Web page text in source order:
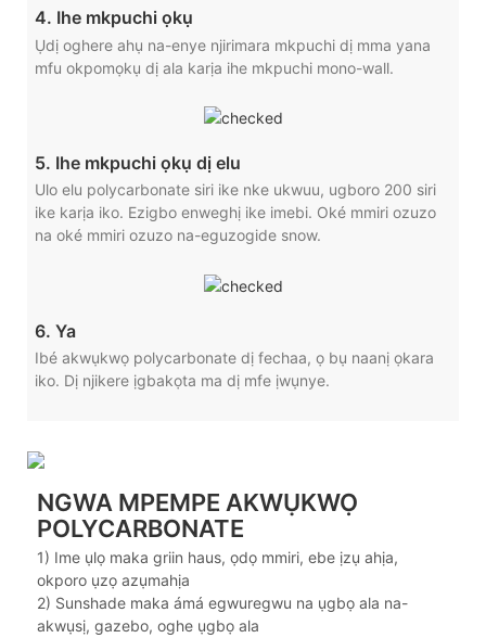
4. Ihe mkpuchi ọkụ
Ụdị oghere ahụ na-enye njirimara mkpuchi dị mma yana
mfu okpomọkụ dị ala karịa ihe mkpuchi mono-wall.
5. Ihe mkpuchi ọkụ dị elu
Ulo elu polycarbonate siri ike nke ukwuu, ugboro 200 siri
ike karịa iko. Ezigbo enweghị ike imebi. Oké mmiri ozuzo
na oké mmiri ozuzo na-eguzogide snow.
6. Ya
Ibé akwụkwọ polycarbonate dị fechaa, ọ bụ naanị ọkara
iko. Dị njikere ịgbakọta ma dị mfe ịwụnye.
NGWA MPEMPE AKWỤKWỌ
POLYCARBONATE
1) Ime ụlọ maka griin haus, ọdọ mmiri, ebe ịzụ ahịa,
okporo ụzọ azụmahịa
2) Sunshade maka ámá egwuregwu na ụgbọ ala na-
akwụsị, gazebo, oghe ụgbọ ala